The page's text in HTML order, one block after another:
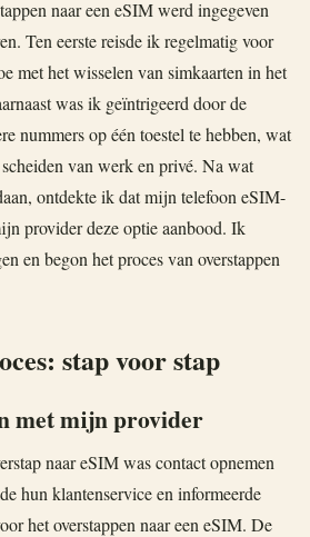
naar een eSIM werd ingegeven
Ten eerste reisde ik regelmatig voor
met het wisselen van simkaarten in het
was ik geïntrigeerd door de
nummers op één toestel te hebben, wat
van werk en privé. Na wat
ontdekte ik dat mijn telefoon eSIM-
provider deze optie aanbood. Ik
en begon het proces van overstappen
stap voor stap
met mijn provider
naar eSIM was contact opnemen
hun klantenservice en informeerde
het overstappen naar een eSIM. De